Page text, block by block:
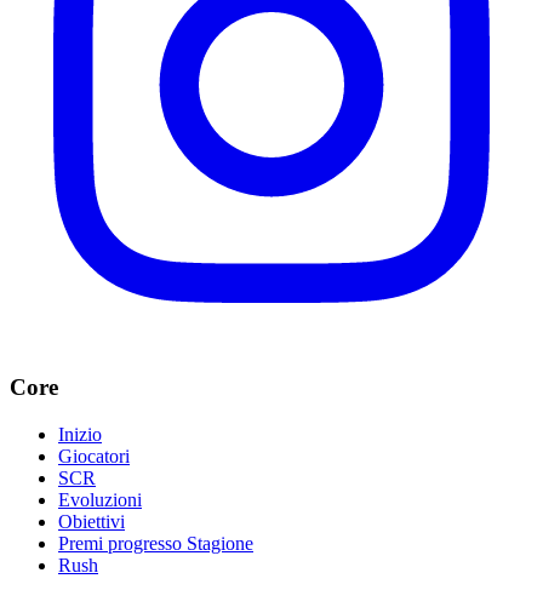
Core
Inizio
Giocatori
SCR
Evoluzioni
Obiettivi
Premi progresso Stagione
Rush